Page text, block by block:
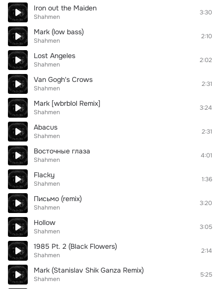
Iron out the Maiden
Shahmen
3:30
Mark (low bass)
Shahmen
2:10
Lost Angeles
Shahmen
2:02
Van Gogh's Crows
Shahmen
2:31
Mark [wbrblol Remix]
Shahmen
3:24
Abacus
Shahmen
2:31
Восточные глаза
Shahmen
4:01
Flacky
Shahmen
1:36
Письмо (remix)
Shahmen
3:20
Hollow
Shahmen
3:05
1985 Pt. 2 (Black Flowers)
Shahmen
2:14
Mark (Stanislav Shik Ganza Remix)
Shahmen
5:25